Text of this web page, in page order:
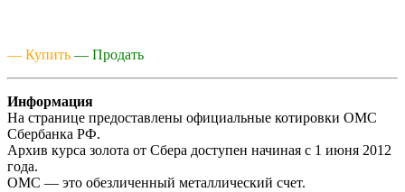
— Купить — Продать
Информация
На странице предоставлены официальные котировки ОМС
Сбербанка РФ.
Архив курса золота от Сбера доступен начиная с 1 июня 2012
года.
ОМС — это обезличенный металлический счет.